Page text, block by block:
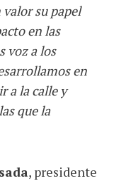
su papel
en las
voz a los
en
a la calle y
que la
, presidente